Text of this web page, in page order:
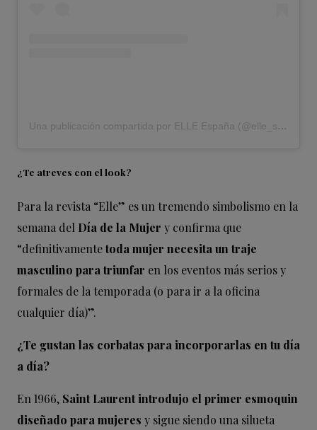
Una publicación compartida por ELLE España (@elle_spain)
¿Te atreves con el look?
Para la revista “Elle” es un tremendo simbolismo en la
semana del Día de la Mujer y confirma que
“definitivamentetoda mujer necesita un traje
masculino para triunfar en los eventos más serios y
formales de la temporada (o para ir a la oficina
cualquier día)”.
¿Te gustan las corbatas para incorporarlas en tu día
a día?
En 1966, Saint Laurent introdujo el primer esmoquin
diseñado para mujeres y sigue siendo una silueta